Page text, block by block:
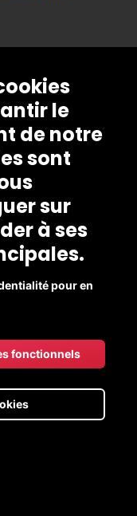
le
de notre
sont
sur
à ses
pour en
fonctionnels